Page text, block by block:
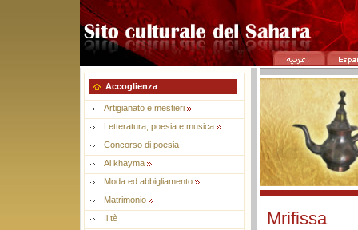
Accoglienza
Artigianato e mestieri
Letteratura, poesia e musica
Concorso di poesia
Al khayma
Moda ed abbigliamento
Matrimonio
Il tè
Mrifissa